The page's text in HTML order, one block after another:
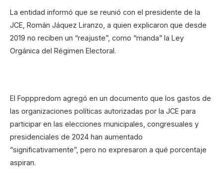
La entidad informó que se reunió con el presidente de la
JCE, Román Jáquez Liranzo, a quien explicaron que desde
2019 no reciben un “reajuste”, como “manda” la Ley
Orgánica del Régimen Electoral.
El Fopppredom agregó en un documento que los gastos de
las organizaciones políticas autorizadas por la JCE para
participar en las elecciones municipales, congresuales y
presidenciales de 2024 han aumentado
“significativamente”, pero no expresaron a qué porcentaje
aspiran.